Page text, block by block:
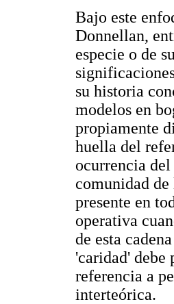
Bajo este
Donnellan,
especie o de
su historia
modelos en
propiamente
huella del
ocurrencia
comunidad
presente en
operativa
de esta
'caridad' debe
referencia a
interteórica.